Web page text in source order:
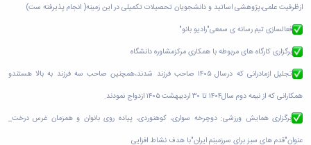
ازظرفیت علمی،پژوهشی اساتید و دانشجویان تحصیلات تکمیلی در این زمینه( انجام پذیرفته ست)
فعالسازی تیم رسانه ی سمعی"رادیو بانو"
برگزاری کارگاه های مربوطه با همکاری مرکزمشاوره دانشگاه
تجلیل ازمادرانی که درسال ۱۴۰۵ صاحب فرزند شدند،همچنین صاحب سه فرزند به بالا هستندو
همکارانی که از نیمه دوم سال۱۴۰۴ تا ۳۰ اردیبهشت ۱۴۰۵ ازدواج نمودند.
برگزاری همایش ورزشی: دوچرخه سواری، کوهنوردی، پیاده روی بانوان و همزمان غرس درخت_
عنوان"قدم های سبز برای سرزمینم ایران"با هدف نشاط افزایی